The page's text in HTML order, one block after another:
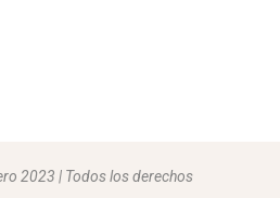
2023 | Todos los derechos